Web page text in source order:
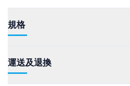
規格
運送及退換